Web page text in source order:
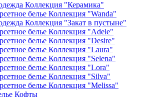
Коллекция "Керамика"
белье Коллекция "Wanda"
Коллекция "Закат в пустыне"
белье Коллекция "Adele"
белье Коллекция "Desire"
белье Коллекция "Laura"
белье Коллекция "Selena"
белье Коллекция "Lora"
белье Коллекция "Silva"
белье Коллекция "Melissa"
Кофты